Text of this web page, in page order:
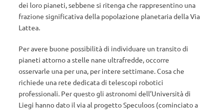
dei loro pianeti, sebbene si ritenga che rappresentino una
frazione significativa della popolazione planetaria della Via
Lattea.
Per avere buone possibilità di individuare un transito di
pianeti attorno a stelle nane ultrafredde, occorre
osservarle una per una, per intere settimane. Cosa che
richiede una rete dedicata di telescopi robotici
professionali. Per questo gli astronomi dell’Università di
Liegi hanno dato il via al progetto Speculoos (cominciato a